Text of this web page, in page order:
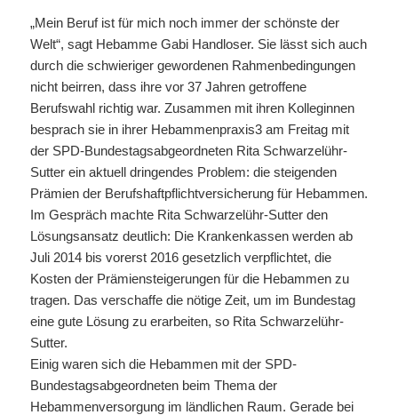
„Mein Beruf ist für mich noch immer der schönste der
Welt“, sagt Hebamme Gabi Handloser. Sie lässt sich auch
durch die schwieriger gewordenen Rahmenbedingungen
nicht beirren, dass ihre vor 37 Jahren getroffene
Berufswahl richtig war. Zusammen mit ihren Kolleginnen
besprach sie in ihrer Hebammenpraxis3 am Freitag mit
der SPD-Bundestagsabgeordneten Rita Schwarzelühr-
Sutter ein aktuell dringendes Problem: die steigenden
Prämien der Berufshaftpflichtversicherung für Hebammen.
Im Gespräch machte Rita Schwarzelühr-Sutter den
Lösungsansatz deutlich: Die Krankenkassen werden ab
Juli 2014 bis vorerst 2016 gesetzlich verpflichtet, die
Kosten der Prämiensteigerungen für die Hebammen zu
tragen. Das verschaffe die nötige Zeit, um im Bundestag
eine gute Lösung zu erarbeiten, so Rita Schwarzelühr-
Sutter.
Einig waren sich die Hebammen mit der SPD-
Bundestagsabgeordneten beim Thema der
Hebammenversorgung im ländlichen Raum. Gerade bei